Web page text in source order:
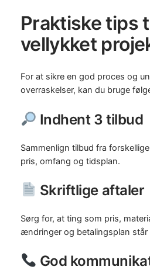
Praktiske tips
vellykket
For at sikre en god proces og
overraskelser, kan du bruge
Indhent 3 tilbud
Sammenlign tilbud fra
pris, omfang og tidsplan.
Skriftlige aftaler
Sørg for, at ting som pris,
ændringer og betalingsplan står
God